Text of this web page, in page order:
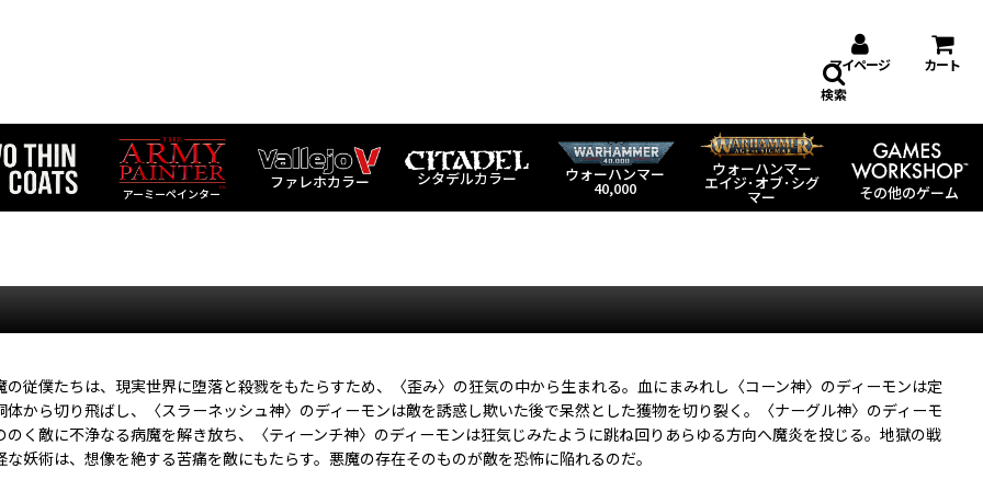
マイページ カート
アーミーペインター
ファレホカラー シタデルカラー ウォーハンマー
40,000
ウォーハンマー
エイジ･オブ･シグ
マー その他のゲーム
検索
の従僕たちは、現実世界に堕落と殺戮をもたらすため、〈歪み〉の狂気の中から生まれる。血にまみれし〈コーン神〉のディーモンは定
体から切り飛ばし、〈スラーネッシュ神〉のディーモンは敵を誘惑し欺いた後で呆然とした獲物を切り裂く。〈ナーグル神〉のディーモ
のく敵に不浄なる病魔を解き放ち、〈ティーンチ神〉のディーモンは狂気じみたように跳ね回りあらゆる方向へ魔炎を投じる。地獄の戦
な妖術は、想像を絶する苦痛を敵にもたらす。悪魔の存在そのものが敵を恐怖に陥れるのだ。